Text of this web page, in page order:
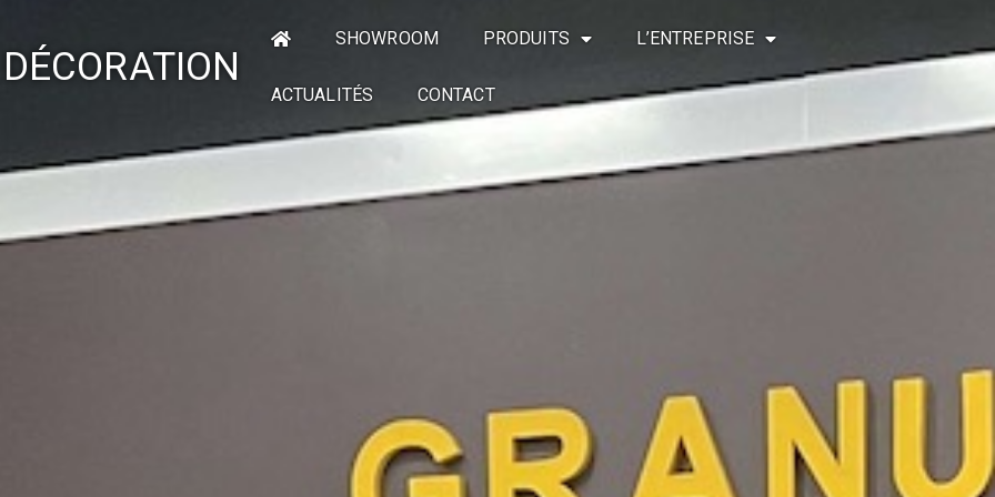
SHOWROOM PRODUITS L’ENTREPRISE
ACTUALITÉS CONTACT